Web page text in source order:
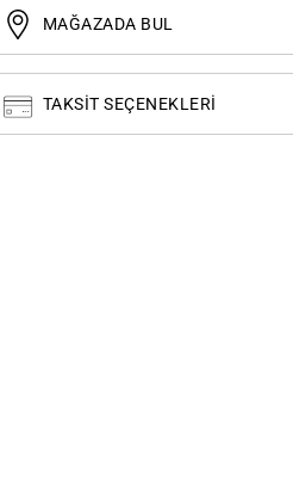
MAĞAZADA BUL
TAKSIT SEÇENEKLERI